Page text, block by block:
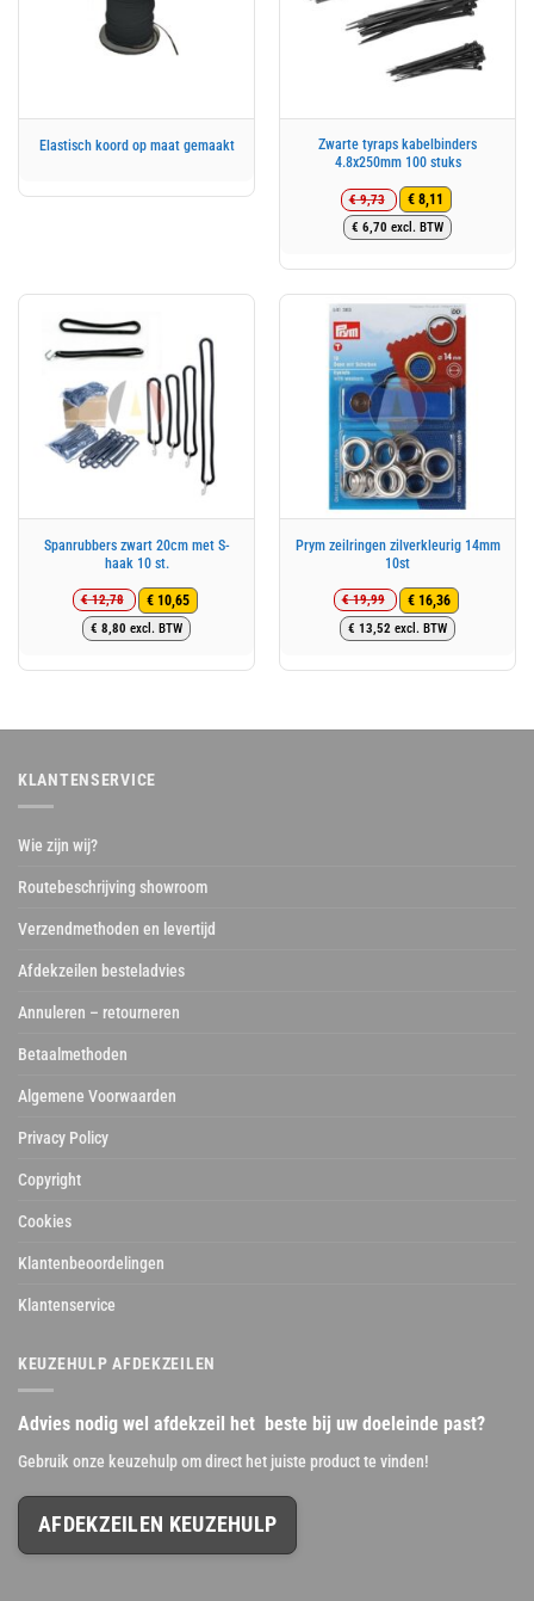
Elastisch koord op maat gemaakt
Zwarte tyraps kabelbinders
4.8x250mm 100 stuks
€9,73
Oorspronkelijke
prijs
€ 9,73.
€ 8,11
Huidige
prijs
€ 8,11.
€ 6,70 excl. BTW
Spanrubbers zwart 20cm met S-
haak 10 st.
€12,78
Oorspronkelijke
prijs
€ 12,78.
€ 10,65
Huidige
prijs
€ 10,65.
€ 8,80 excl. BTW
Prym zeilringen zilverkleurig 14mm
10st
€19,99
Oorspronkelijke
prijs
€ 19,99.
€ 16,36
Huidige
prijs
€ 16,36.
€ 13,52 excl. BTW
KLANTENSERVICE
Wie zijn wij?
Routebeschrijving showroom
Verzendmethoden en levertijd
Afdekzeilen besteladvies
Annuleren – retourneren
Betaalmethoden
Algemene Voorwaarden
Privacy Policy
Copyright
Cookies
Klantenbeoordelingen
Klantenservice
KEUZEHULP AFDEKZEILEN
Advies nodig wel afdekzeil het beste bij uw doeleinde past?
Gebruik onze keuzehulp om direct het juiste product te vinden!
AFDEKZEILEN KEUZEHULP